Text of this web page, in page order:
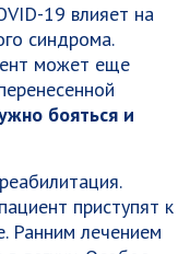
19 влияет на
синдрома.
может еще
бояться и
приступят к
Ранним лечением